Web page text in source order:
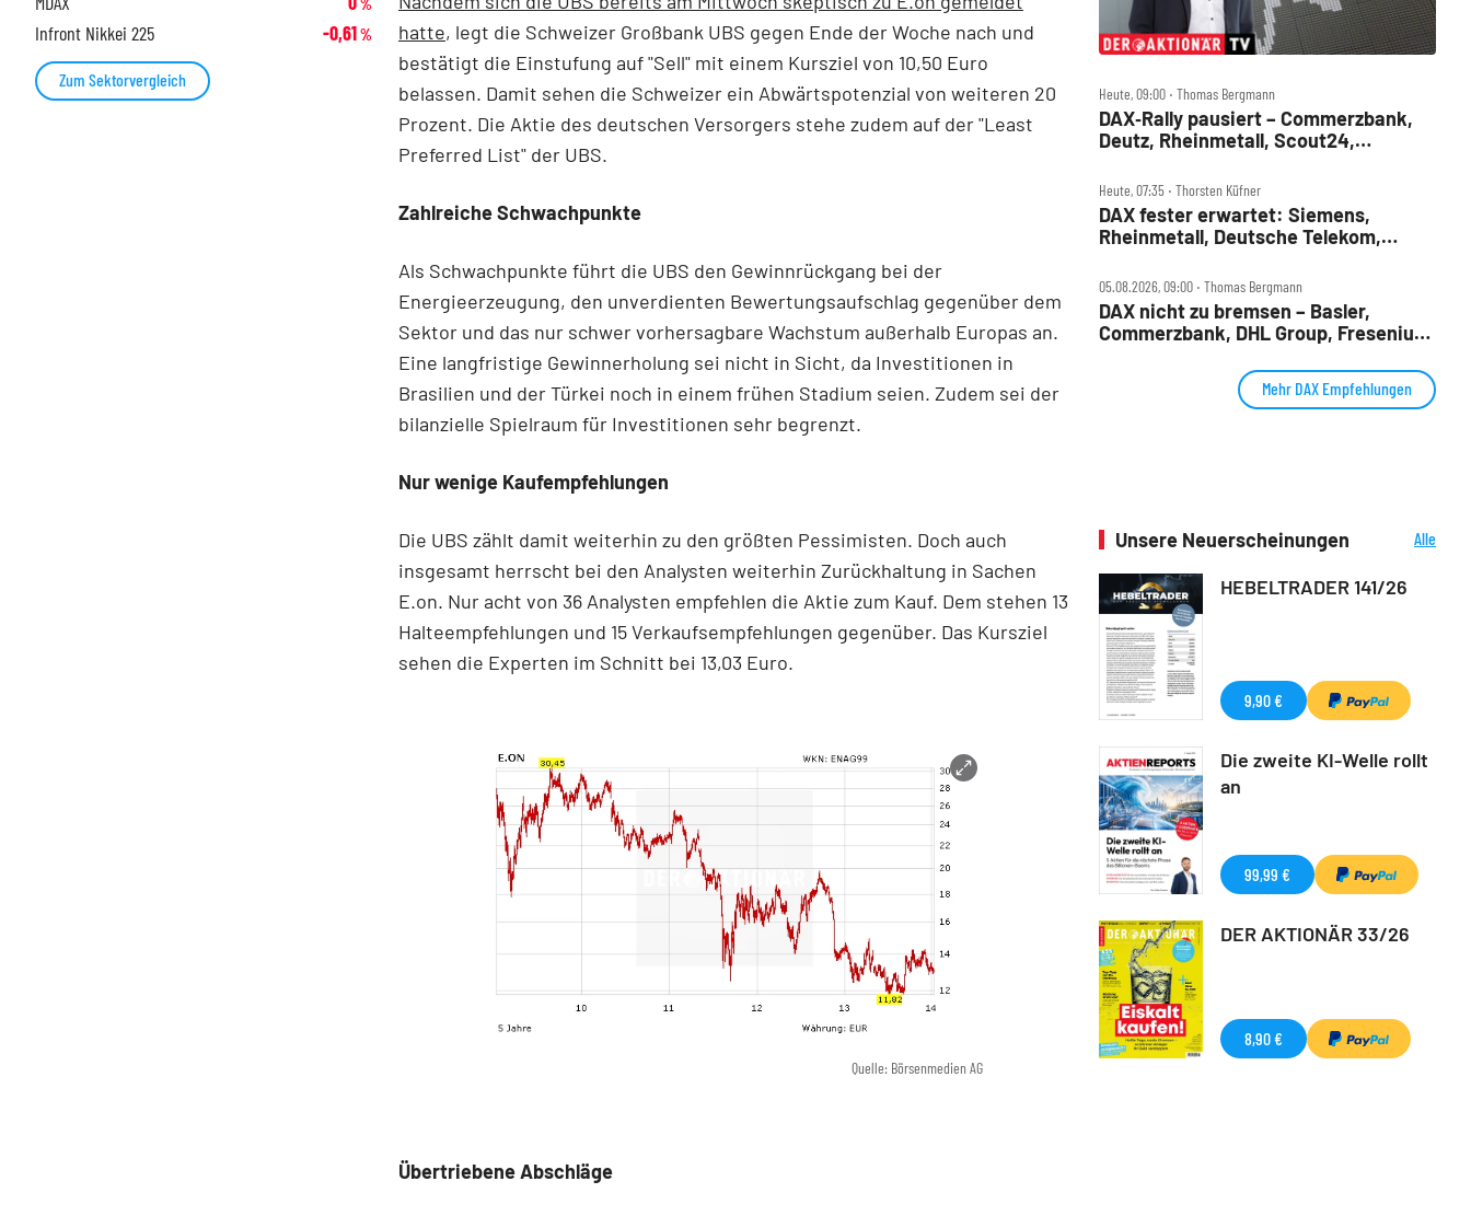
hatte, legt die Schweizer Großbank UBS gegen Ende der Woche nach und
bestätigt die Einstufung auf "Sell" mit einem Kursziel von 10,50 Euro
belassen. Damit sehen die Schweizer ein Abwärtspotenzial von weiteren 20
Prozent. Die Aktie des deutschen Versorgers stehe zudem auf der "Least
Preferred List" der UBS.
Zahlreiche Schwachpunkte
Als Schwachpunkte führt die UBS den Gewinnrückgang bei der
Energieerzeugung, den unverdienten Bewertungsaufschlag gegenüber dem
Sektor und das nur schwer vorhersagbare Wachstum außerhalb Europas an.
Eine langfristige Gewinnerholung sei nicht in Sicht, da Investitionen in
Brasilien und der Türkei noch in einem frühen Stadium seien. Zudem sei der
bilanzielle Spielraum für Investitionen sehr begrenzt.
Nur wenige Kaufempfehlungen
Die UBS zählt damit weiterhin zu den größten Pessimisten. Doch auch
insgesamt herrscht bei den Analysten weiterhin Zurückhaltung in Sachen
E.on. Nur acht von 36 Analysten empfehlen die Aktie zum Kauf. Dem stehen 13
Halteempfehlungen und 15 Verkaufsempfehlungen gegenüber. Das Kursziel
sehen die Experten im Schnitt bei 13,03 Euro.
Quelle: Börsenmedien AG
Übertriebene Abschläge
%
Infront Nikkei 225 -0,61%
Zum Sektorvergleich
Heute, 09:00 ‧ Thomas Bergmann
DAX‑Rally pausiert – Commerzbank,
Deutz, Rheinmetall, Scout24,
Check
Heute, 07:35 ‧ Thorsten Küfner
DAX fester erwartet: Siemens,
Rheinmetall, Deutsche Telekom,
05.08.2026, 09:00 ‧ Thomas Bergmann
DAX nicht zu bremsen – Basler,
Commerzbank, DHL Group, Fresenius,
Mehr DAX Empfehlungen
Unsere Neuerscheinungen
Alle
HEBELTRADER 141/26
9,90 €
Die zweite KI-Welle rollt
an
99,99 €
DER AKTIONÄR 33/26
8,90 €